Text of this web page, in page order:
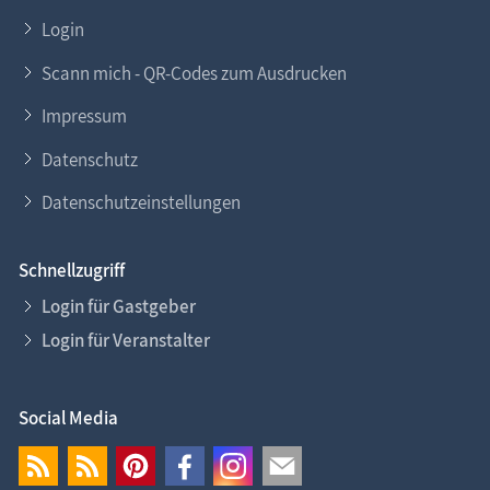
Login
Scann mich - QR-Codes zum Ausdrucken
Impressum
Datenschutz
Datenschutzeinstellungen
Schnellzugriff
Login für Gastgeber
Login für Veranstalter
Social Media